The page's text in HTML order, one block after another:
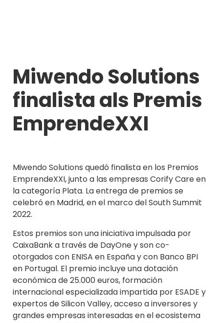
Miwendo Solutions
finalista als Premis
EmprendeXXI
Miwendo Solutions quedó finalista en los Premios
EmprendeXXI, junto a las empresas Corify Care en
la categoría Plata. La entrega de premios se
celebró en Madrid, en el marco del South Summit
2022.
Estos premios son una iniciativa impulsada por
CaixaBank a través de DayOne y son co-
otorgados con ENISA en España y con Banco BPI
en Portugal. El premio incluye una dotación
económica de 25.000 euros, formación
internacional especializada impartida por ESADE y
expertos de Silicon Valley, acceso a inversores y
grandes empresas interesadas en el ecosistema